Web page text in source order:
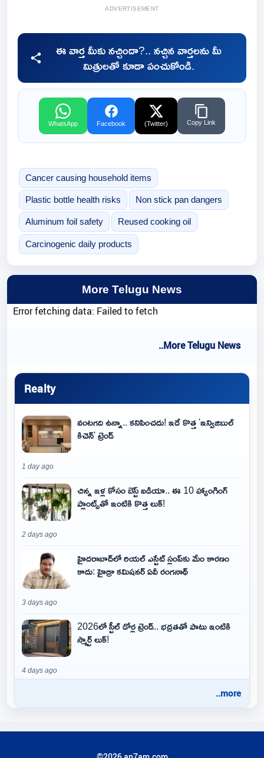
ADVERTISEMENT
ఈ వార్త మీకు నచ్చిందా?.. నచ్చిన వార్తలను మీ
మిత్రులతో కూడా పంచుకోండి.
WhatsApp Facebook (Twitter) Copy Link
Cancer causing household items
Plastic bottle health risks Non stick pan dangers
Aluminum foil safety Reused cooking oil
Carcinogenic daily products
More Telugu News
Error fetching data: Failed to fetch
..More Telugu News
Realty
వంటగది ఉన్నా.. కనిపించదు! ఇదే కొత్త 'ఇన్విజిబుల్
కిచెన్' ట్రెండ్
1 day ago
చిన్న ఇళ్ల కోసం బెస్ట్ ఐడియా.. ఈ 10 హ్యాంగింగ్
ప్లాంట్స్‌తో ఇంటికి కొత్త లుక్!
2 days ago
హైదరాబాద్‌లో రియల్ ఎస్టేట్ స్లంప్‌కు మేం కారణం
కాదు: హైడ్రా కమిషనర్ ఏవీ రంగనాథ్
3 days ago
2026లో స్టీల్ డోర్ల ట్రెండ్.. భద్రతతో పాటు ఇంటికి
స్మార్ట్ లుక్!
4 days ago
..more